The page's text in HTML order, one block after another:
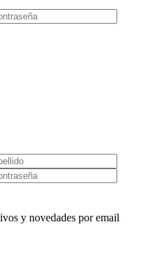
y novedades por email